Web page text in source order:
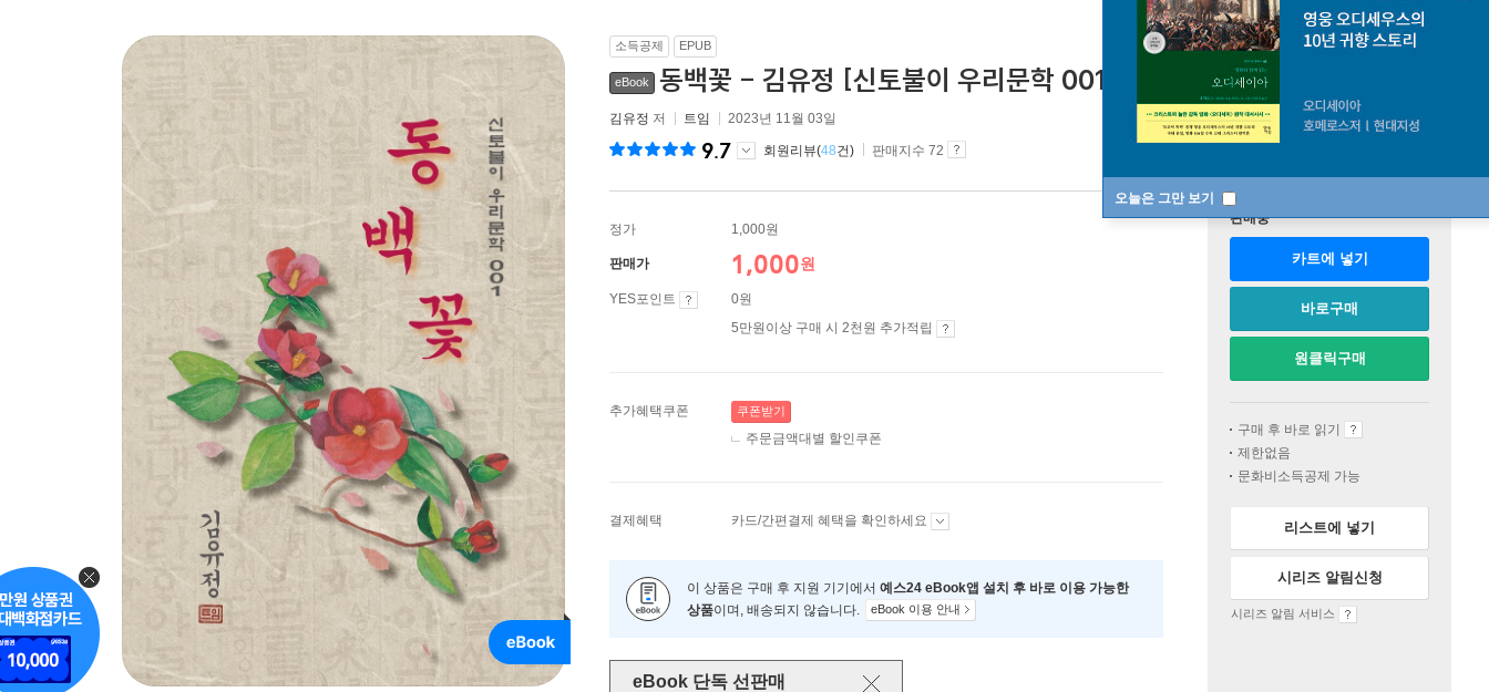
오늘은 그만 보기
소득공제 EPUB
eBook 동백꽃 - 김유정 [신토불이 우리문학 001] 김유정의 동백꽃[ EPUB ]
김유정 저 트임 2023년 11월 03일
9.7 회원리뷰(48건) 판매지수 72
정가 1,000원
판매가 1,000원
YES포인트
0원
5만원이상 구매 시 2천원 추가적립
추가혜택쿠폰 쿠폰받기
주문금액대별 할인쿠폰
결제혜택 카드/간편결제 혜택을 확인하세요
이 상품은 구매 후 지원 기기에서 예스24 eBook앱 설치 후 바로 이용 가능한
상품이며, 배송되지 않습니다. eBook 이용 안내
eBook 단독 선판매
판매중
카트에 넣기
바로구매
원클릭구매
구매 후 바로 읽기
제한없음
문화비소득공제 가능
리스트에 넣기
시리즈 알림신청
시리즈 알림 서비스